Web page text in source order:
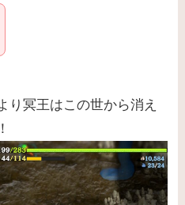
り冥王はこの世から消え